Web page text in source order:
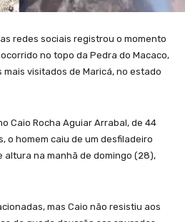
redes sociais registrou o momento
no topo da Pedra do Macaco,
visitados de Maricá, no estado
Caio Rocha Aguiar Arrabal, de 44
o homem caiu de um desfiladeiro
altura na manhã de domingo (28),
mas Caio não resistiu aos